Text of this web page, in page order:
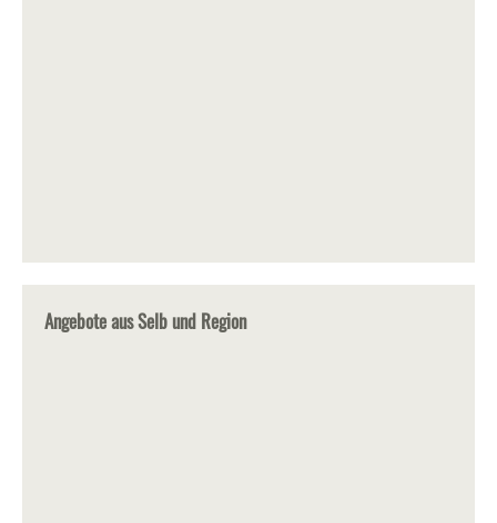
Angebote aus Selb und Region